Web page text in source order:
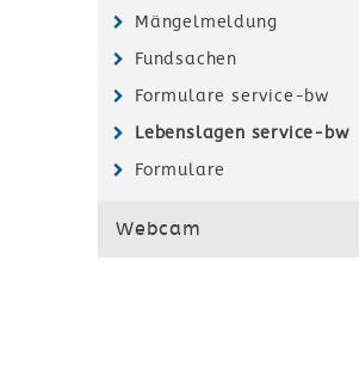
Mängelmeldung
Fundsachen
Formulare service-bw
Lebenslagen service-bw
Formulare
Webcam